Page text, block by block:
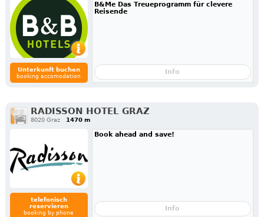
Unterkunft buchen
booking accomodation
B&Me Das Treueprogramm für clevere
Reisende
Info
RADISSON HOTEL GRAZ
8020 Graz 1470 m
telefonisch
reservieren
booking by phone
Book ahead and save!
Info